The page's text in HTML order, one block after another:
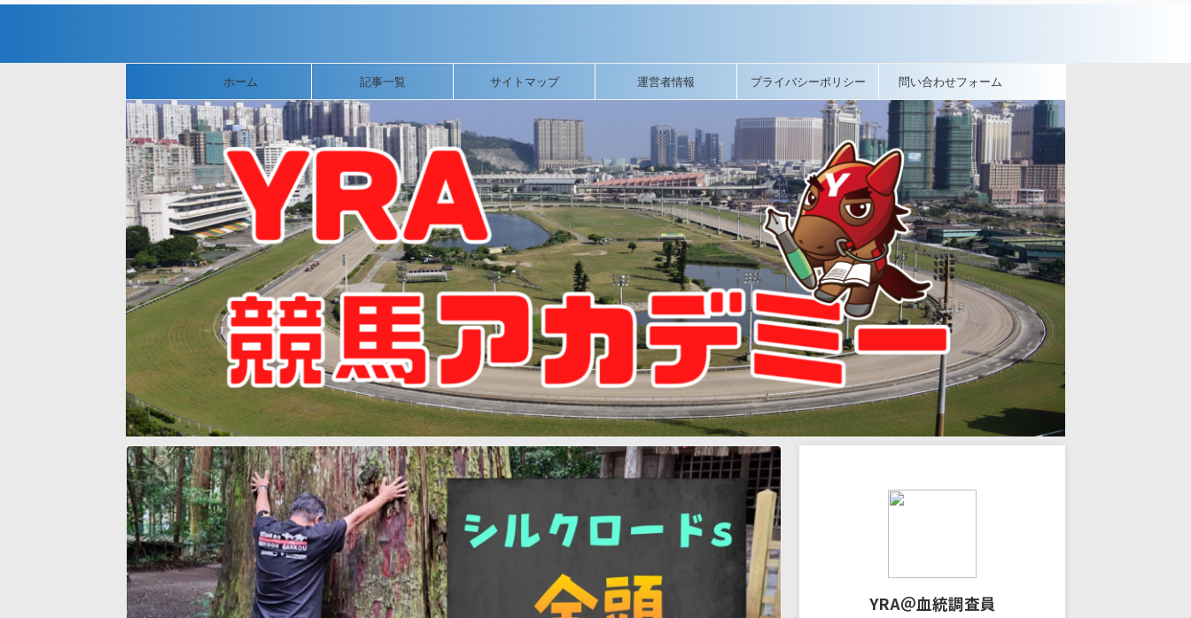
ホーム 記事一覧 サイトマップ 運営者情報 プライバシーポリシー 問い合わせフォーム
YRA＠血統調査員